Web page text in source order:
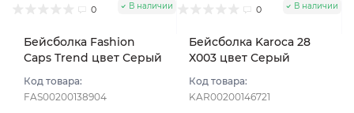
0 В наличии
Бейсболка Fashion
Caps Trend цвет Серый
Код товара:
FAS00200138904
0 В наличии
Бейсболка Karoca 28
Х003 цвет Серый
Код товара:
KAR00200146721